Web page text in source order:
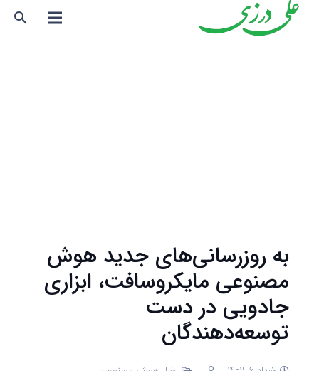
search
به روزرسانی‌های جدید هوش
مصنوعی مایکروسافت، ابزاری
جادویی در دست
توسعه‌دهندگان